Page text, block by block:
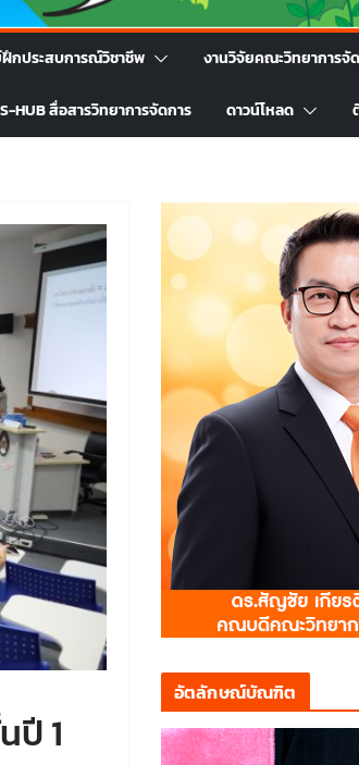
กประสบการณ์วิชาชีพ งานวิจัยคณะวิทยาการจั
HUB สื่อสารวิทยาการจัดการ ดาวน์โหลด
1
อัตลักษณ์บัณฑิต